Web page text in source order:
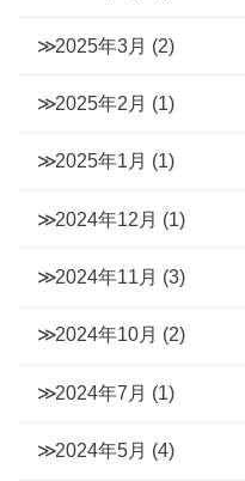
2025年3月 (2)
2025年2月 (1)
2025年1月 (1)
2024年12月 (1)
2024年11月 (3)
2024年10月 (2)
2024年7月 (1)
2024年5月 (4)